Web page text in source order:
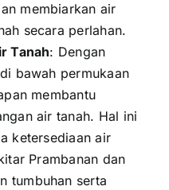
membiarkan air
secara perlahan.
Tanah: Dengan
bawah permukaan
membantu
air tanah. Hal ini
ketersediaan air
Prambanan dan
tumbuhan serta